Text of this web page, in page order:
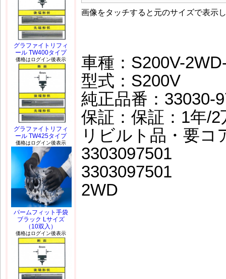
画像をタッチすると元のサイズで表示
車種：S200V-
型式：S200V
純正品番：33030-
保証：保証：1年/
リビルト品・要コ
3303097501
3303097501
2WD
グラファイトリフィ
ール TW400タイプ
価格はログイン後表示
グラファイトリフィ
ール TW425タイプ
価格はログイン後表示
パームフィット手袋
ブラック Lサイズ
（10双入）
価格はログイン後表示